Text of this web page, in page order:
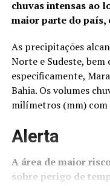
chuvas intensas ao
maior parte do país,
As precipitações
Norte e Sudeste, bem
especificamente,
Bahia. Os volumes
milímetros (mm) com
Alerta
A área de maior
sobre perigo de